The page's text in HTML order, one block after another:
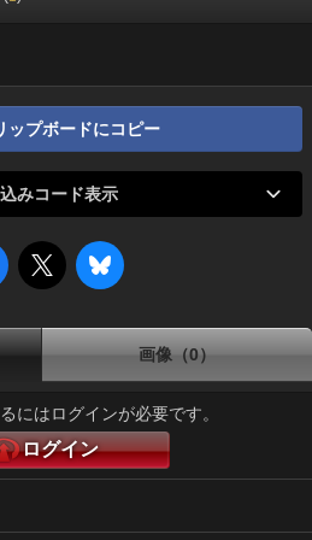
ップボードにコピー
みコード表示
画像（0）
にはログインが必要です。
ログイン